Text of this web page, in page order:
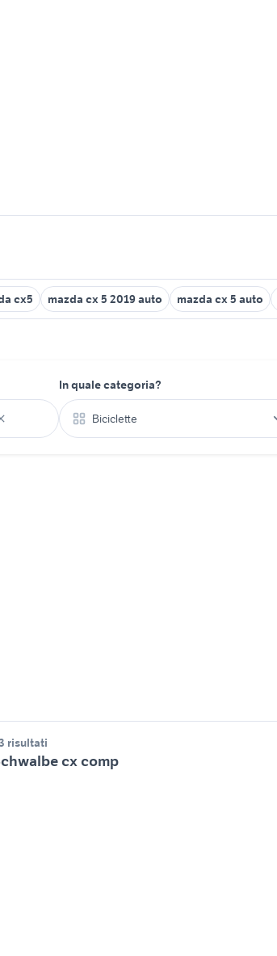
cx5 mazda cx 5 2019 auto mazda cx 5 auto
In quale categoria?
Biciclette
risultati
cx comp